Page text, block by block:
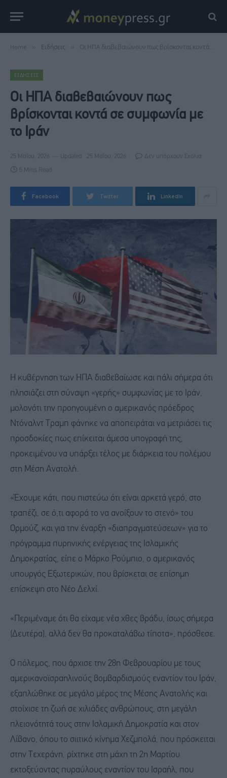
Home Ειδήσεις Οι ΗΠΑ διαβεβαιώνουν πως βρίσκονται κοντά σε συμφωνία με το Ιράν
ΕΙΔΉΣΕΙΣ
Οι ΗΠΑ διαβεβαιώνουν πως
βρίσκονται κοντά σε συμφωνία με
το Ιράν
25 Μαΐου, 2026 Updated: 25 Μαΐου, 2026 Δεν υπάρχουν Σχόλια
5 Mins Read
Facebook Twitter LinkedIn
Η κυβέρνηση των ΗΠΑ διαβεβαίωσε και πάλι σήμερα ότι
πλησιάζει στη σύναψη «γερής» συμφωνίας με το Ιράν,
μολονότι την προηγουμένη ο αμερικανός πρόεδρος
Ντόναλντ Τραμπ φάνηκε να αποπειράται να μετριάσει τις
προσδοκίες πως επίκειται άμεσα υπογραφή της,
προκειμένου να υπάρξει τέλος με διάρκεια του πολέμου
στη Μέση Ανατολή.
«Έχουμε κάτι, που πιστεύω ότι είναι αρκετά γερό, στο
τραπέζι, σε ό,τι αφορά το να ανοίξουν το στενό» του
Ορμούζ, και για την έναρξη «διαπραγματεύσεων» για το
πρόγραμμα πυρηνικής ενέργειας της Ισλαμικής
Δημοκρατίας, είπε ο Μάρκο Ρούμπιο, ο αμερικανός
υπουργός Εξωτερικών, που βρίσκεται σε επίσημη
επίσκεψη στο Νέο Δελχί.
«Περιμέναμε ότι θα είχαμε νέα χθες βράδυ, ίσως σήμερα
(Δευτέρα), αλλά δεν θα προκαταλάβω τίποτα», πρόσθεσε.
Ο πόλεμος, που άρχισε την 28η Φεβρουαρίου με τους
αμερικανοϊσραηλινούς βομβαρδισμούς εναντίον του Ιράν,
εξαπλώθηκε σε μεγάλο μέρος της Μέσης Ανατολής και
στοίχισε τη ζωή σε χιλιάδες ανθρώπους, στη μεγάλη
πλειονότητά τους στην Ισλαμική Δημοκρατία και στον
Λίβανο, όπου το σιιτικό κίνημα Χεζμπολά, που πρόσκειται
στην Τεχεράνη, ρίχτηκε στη μάχη τη 2η Μαρτίου
εκτοξεύοντας πυραύλους εναντίον του Ισραήλ, που